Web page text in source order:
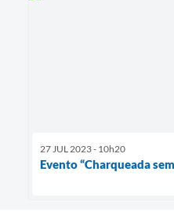
27 JUL 2023 - 10h20
Evento “Charqueada